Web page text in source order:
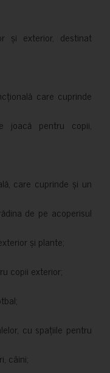
și exterior, destinat
care cuprinde
joacă pentru copii,
care cuprinde și un
de pe acoperisul
și plante;
copii exterior;
cu spațiile pentru
câini;